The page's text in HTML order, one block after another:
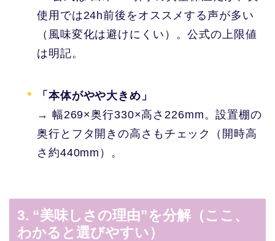
使用では24h前後をオススメする声が多い
（風味変化は避けにくい）。公式の上限値
は明記。
「本体がやや大きめ」
→ 幅269×奥行330×高さ226mm。設置棚の
奥行とフタ開きの高さもチェック（開時高
さ約440mm）。
3. “美味しさの理由”を分解（ここ、
わかると選びやすい）